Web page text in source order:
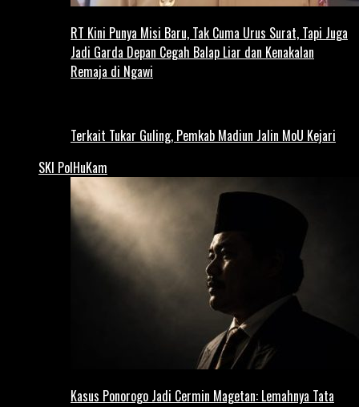
RT Kini Punya Misi Baru, Tak Cuma Urus Surat, Tapi Juga
Jadi Garda Depan Cegah Balap Liar dan Kenakalan
Remaja di Ngawi
Terkait Tukar Guling, Pemkab Madiun Jalin MoU Kejari
SKI PolHuKam
Kasus Ponorogo Jadi Cermin Magetan: Lemahnya Tata